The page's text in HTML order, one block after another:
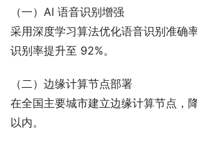
（一）AI 语音识别增强
采用深度学习算法优化语音识别准确
识别率提升至 92%。
（二）边缘计算节点部署
在全国主要城市建立边缘计算节点，
以内。